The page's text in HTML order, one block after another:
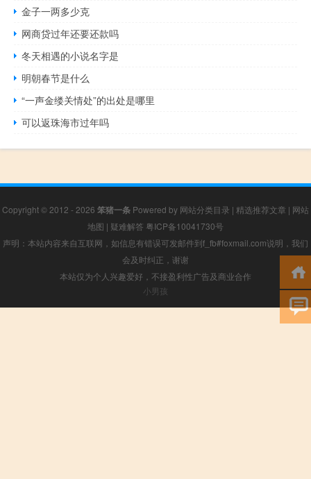
金子一两多少克
网商贷过年还要还款吗
冬天相遇的小说名字是
明朝春节是什么
“一声金缕关情处”的出处是哪里
可以返珠海市过年吗
Copyright © 2012 - 2026 笨猪一条 Powered by 网站分类目录 | 精选推荐文章 | 网站
地图 | 疑难解答 粤ICP备10041730号
声明：本站内容来自互联网，如信息有错误可发邮件到f_fb#foxmail.com说明，我们
会及时纠正，谢谢
本站仅为个人兴趣爱好，不接盈利性广告及商业合作
小男孩